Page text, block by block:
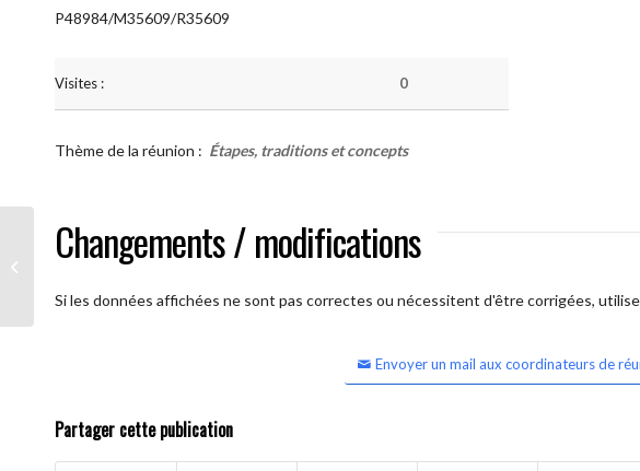
P48984/M35609/R35609
Visites : 0
Thème de la réunion : Étapes, traditions et concepts
Changements / modifications
Si les données affichées ne sont pas correctes ou nécessitent d'être corrigées,
Envoyer un mail aux coordinateurs de
Partager cette publication
AA Humilité ( Atelier: “Étapes,